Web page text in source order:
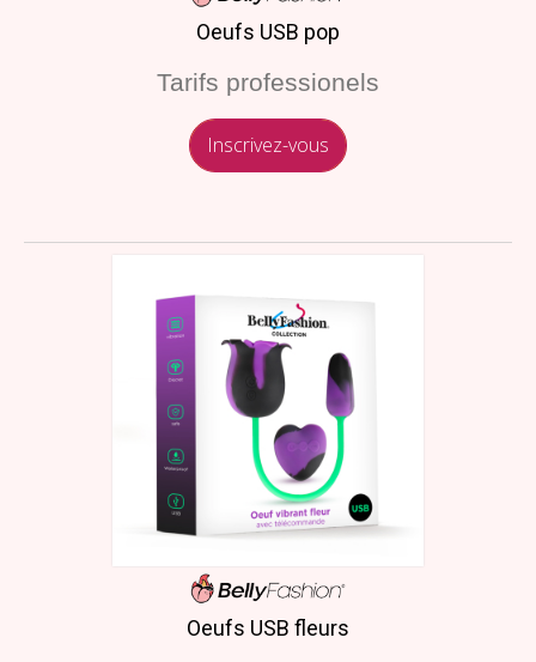
Oeufs USB pop
Tarifs professionels
Inscrivez-vous
Oeufs USB fleurs